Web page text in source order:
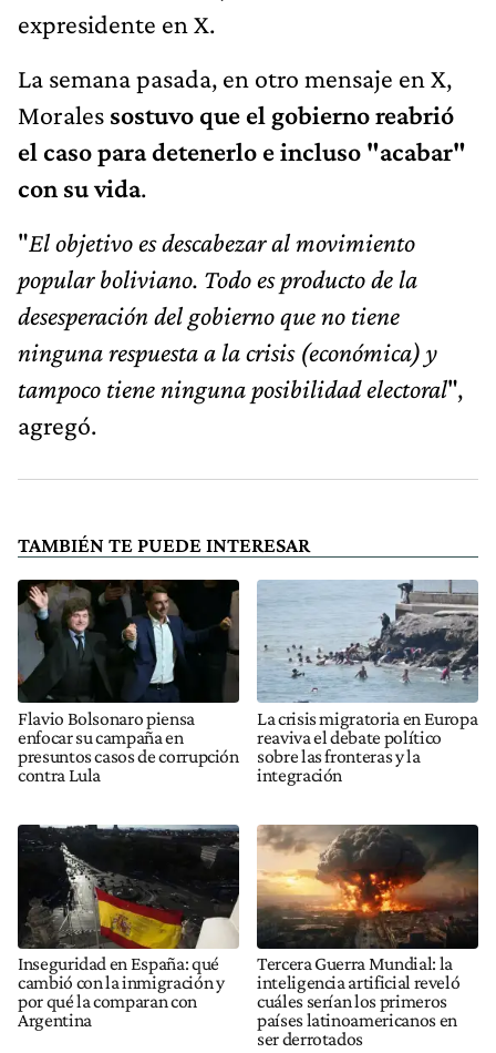
expresidente en X.
La semana pasada, en otro mensaje en X,
Morales sostuvo que el gobierno reabrió
el caso para detenerlo e incluso "acabar"
con su vida.
"El objetivo es descabezar al movimiento
popular boliviano. Todo es producto de la
desesperación del gobierno que no tiene
ninguna respuesta a la crisis (económica) y
tampoco tiene ninguna posibilidad electoral",
agregó.
TAMBIÉN TE PUEDE INTERESAR
Flavio Bolsonaro piensa
enfocar su campaña en
presuntos casos de corrupción
contra Lula
La crisis migratoria en Europa
reaviva el debate político
sobre las fronteras y la
integración
Inseguridad en España: qué
cambió con la inmigración y
por qué la comparan con
Argentina
Tercera Guerra Mundial: la
inteligencia artificial reveló
cuáles serían los primeros
países latinoamericanos en
ser derrotados